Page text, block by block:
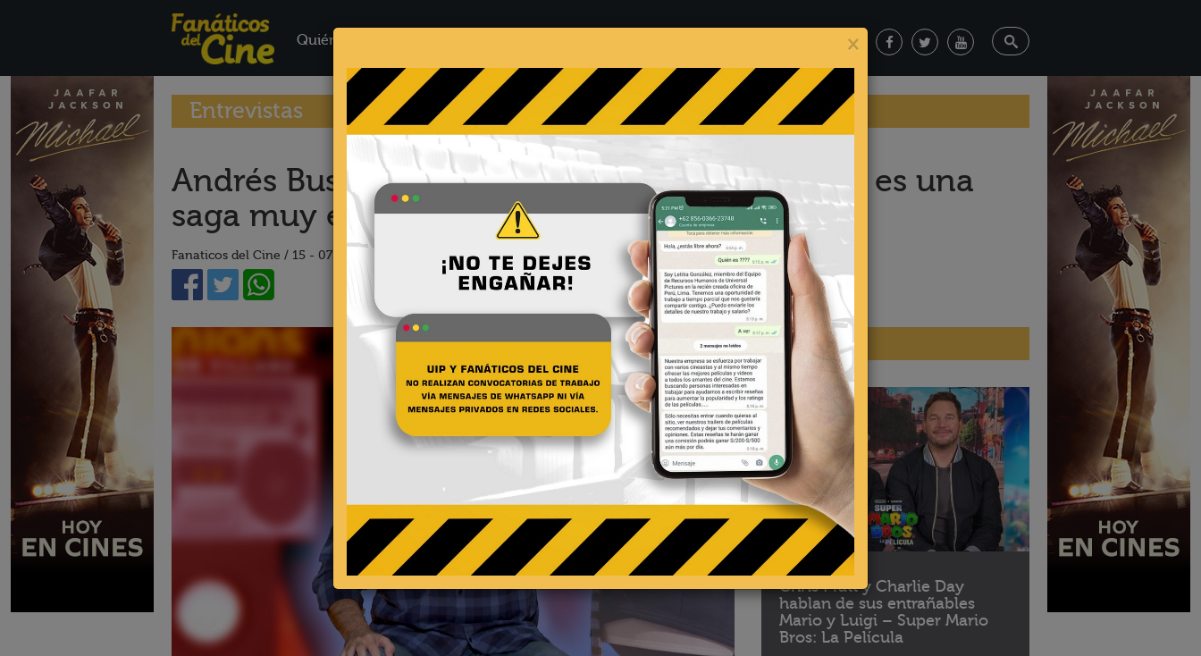
Quiénes Somos
Entrevistas
Andrés Bustamante, voz de Gru: «Los Minions es una
saga muy exitosa»
Fanaticos del Cine / 15 - 07 - 22
Noticias
06 - 04 - 2023
Chris Pratt y Charlie Day
hablan de sus entrañables
Mario y Luigi – Super Mario
Bros: La Película
×